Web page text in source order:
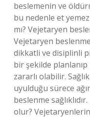
beslemenin ve
bu nedenle et
mı? Vejetaryen
Vejetaryen
dikkatli ve disiplinli
bir şekilde planlanıp
zararlı olabilir.
uyulduğu sürece
beslenme
olur?